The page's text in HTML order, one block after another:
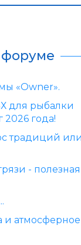
«Owner».
для рыбалки
года!
традиций или
- полезная
и атмосферное